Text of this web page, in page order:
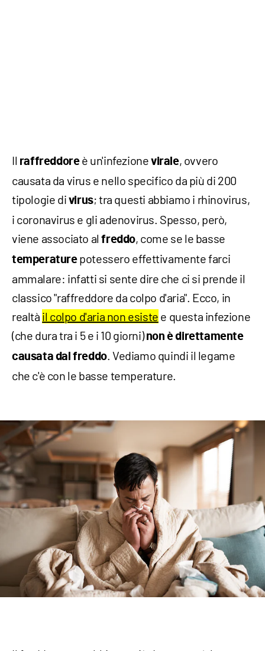
Il raffreddoreè un'infezionevirale, ovvero
causata da virus e nello specifico da più di 200
tipologie di virus; tra questi abbiamo i rhinovirus,
i coronavirus e gli adenovirus. Spesso, però,
viene associato alfreddo, come se le basse
temperaturepotessero effettivamente farci
ammalare: infatti si sente dire che ci si prende il
classico "raffreddore da colpo d'aria". Ecco, in
realtà il colpo d'aria non esiste e questa infezione
(che dura tra i 5 e i 10 giorni)non è direttamente
causata dal freddo. Vediamo quindi il legame
che c'è con le basse temperature.